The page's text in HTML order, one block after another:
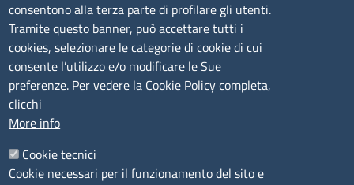
- 17,00
CONTATTI
Camera di Commercio, Industria, Artigianato e
Agricoltura di Sassari
P.IVA01047570906
consentono alla terza parte di profilare gli utenti.
Tramite questo banner, può accettare tutti i
cookies, selezionare le categorie di cookie di cui
consente l’utilizzo e/o modificare le Sue
preferenze. Per vedere la Cookie Policy completa,
clicchi
More info
Cookie tecnici
Cookie necessari per il funzionamento del sito e